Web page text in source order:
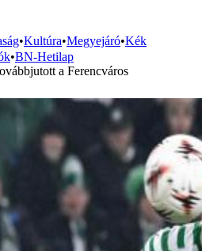
•Kultúra•Megyejáró•Kék
•BN-Hetilap
a Ferencváros